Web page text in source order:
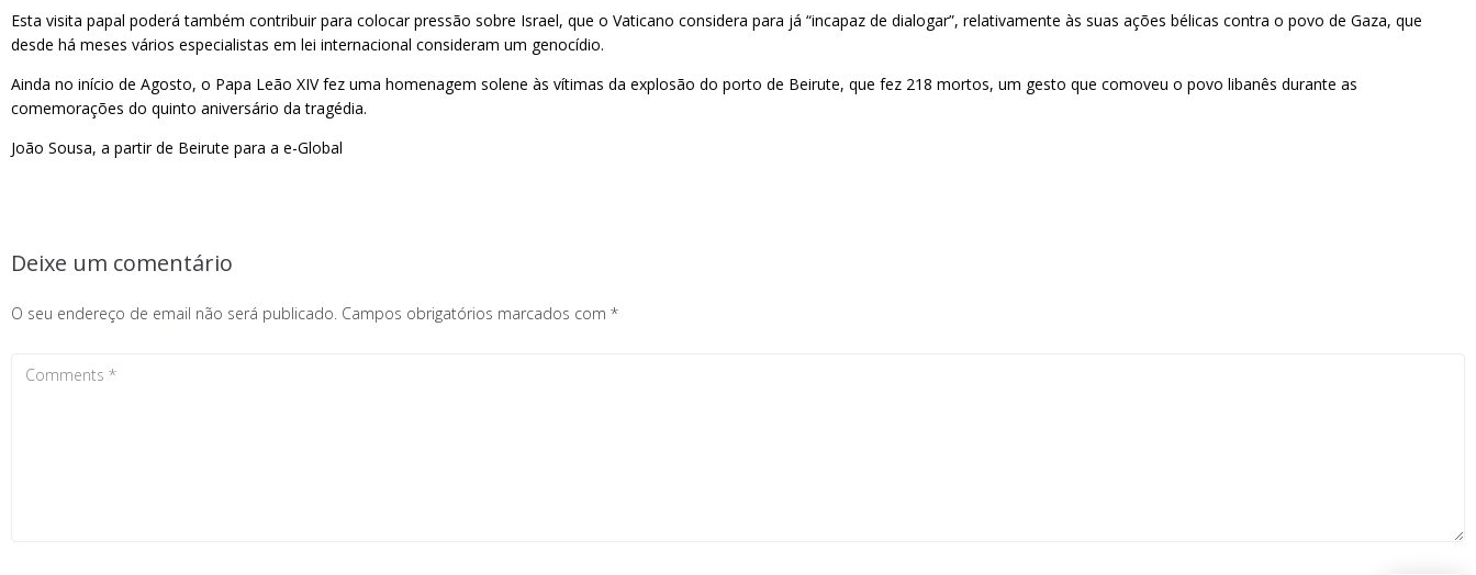
Esta visita papal poderá também contribuir para colocar pressão sobre Israel, que o Vaticano considera para já “incapaz de dialogar”, relativamente às suas ações bélicas contra o povo de Gaza, que
desde há meses vários especialistas em lei internacional consideram um genocídio.
Ainda no início de Agosto, o Papa Leão XIV fez uma homenagem solene às vítimas da explosão do porto de Beirute, que fez 218 mortos, um gesto que comoveu o povo libanês durante as
comemorações do quinto aniversário da tragédia.
João Sousa, a partir de Beirute para a e-Global
Deixe um comentário
O seu endereço de email não será publicado. Campos obrigatórios marcados com *